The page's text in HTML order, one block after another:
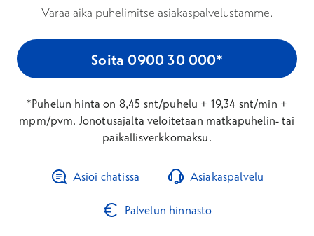
Varaa aika puhelimitse asiakaspalvelustamme.
Soita 0900 30 000*
*Puhelun hinta on 8,45 snt/puhelu + 19,34 snt/min +
mpm/pvm. Jonotusajalta veloitetaan matkapuhelin- tai
paikallisverkkomaksu.
Asioi chatissa Asiakaspalvelu
Palvelun hinnasto